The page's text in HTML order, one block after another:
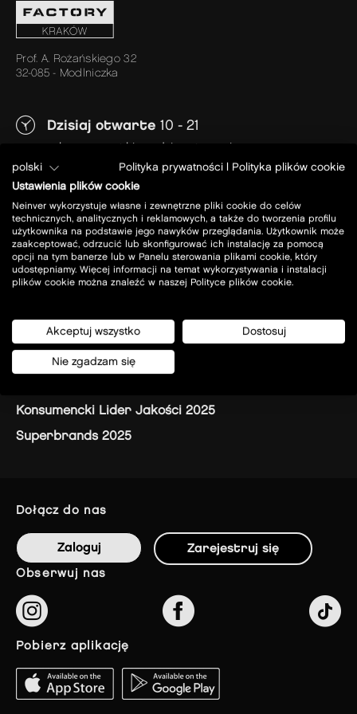
Prof. A. Rożańskiego 32
32-085 - Modlniczka
Dzisiaj otwarte 10 - 21
zobacz wszystkie godziny otwarcia
zaplanuj wizytę
parking
jak dojechać
godziny otwarcia
kontakt
usługi
Sklepy
Restauracje
Promocje
Oferty pracy
Konsumencki Lider Jakości 2025
Superbrands 2025
dołącz do nas
Zaloguj Zarejestruj się
obserwuj nas
pobierz aplikację
polski Polityka prywatności
Polityka plików cookie
Ustawienia plików cookie
Neinver wykorzystuje własne i zewnętrzne pliki cookie do celów
technicznych, analitycznych i reklamowych, a także do tworzenia profilu
użytkownika na podstawie jego nawyków przeglądania. Użytkownik może
zaakceptować, odrzucić lub skonfigurować ich instalację za pomocą
opcji na tym banerze lub w Panelu sterowania plikami cookie, który
udostępniamy. Więcej informacji na temat wykorzystywania i instalacji
plików cookie można znaleźć w naszej Polityce plików cookie.
Akceptuj wszystko Dostosuj
Nie zgadzam się